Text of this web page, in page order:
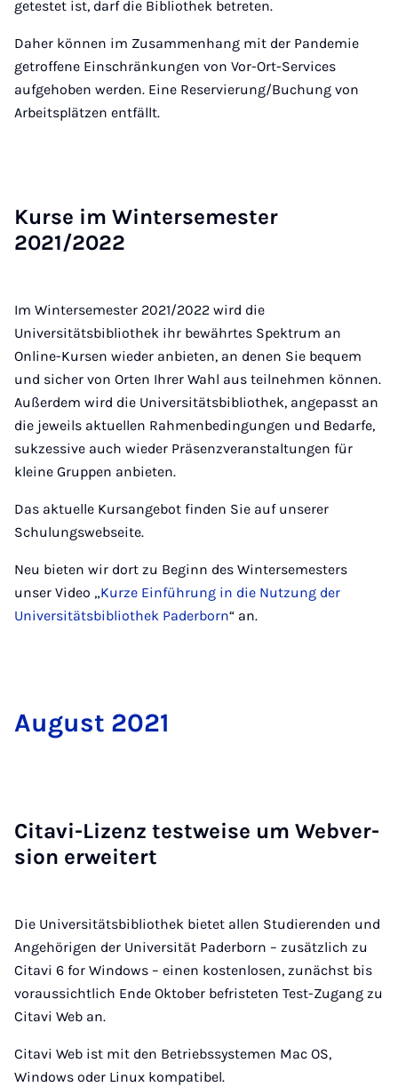
getestet ist, darf die Bibliothek betreten.
Daher können im Zusammenhang mit der Pandemie
getroffene Einschränkungen von Vor-Ort-Services
aufgehoben werden. Eine Reservierung/Buchung von
Arbeitsplätzen entfällt.
Kur­se im Win­ter­se­mes­ter
2021/2022
Im Wintersemester 2021/2022 wird die
Universitätsbibliothek ihr bewährtes Spektrum an
Online-Kursen wieder anbieten, an denen Sie bequem
und sicher von Orten Ihrer Wahl aus teilnehmen können.
Außerdem wird die Universitätsbibliothek, angepasst an
die jeweils aktuellen Rahmenbedingungen und Bedarfe,
sukzessive auch wieder Präsenzveranstaltungen für
kleine Gruppen anbieten.
Das aktuelle Kursangebot finden Sie auf unserer
Schulungswebseite.
Neu bieten wir dort zu Beginn des Wintersemesters
unser Video „Kurze Einführung in die Nutzung der
Universitätsbibliothek Paderborn“ an.
Au­gust 2021
Ci­ta­vi-Li­zenz test­wei­se um Web­ver­
si­on er­wei­tert
Die Universitätsbibliothek bietet allen Studierenden und
Angehörigen der Universität Paderborn – zusätzlich zu
Citavi 6 for Windows – einen kostenlosen, zunächst bis
voraussichtlich Ende Oktober befristeten Test-Zugang zu
Citavi Web an.
Citavi Web ist mit den Betriebssystemen Mac OS,
Windows oder Linux kompatibel.